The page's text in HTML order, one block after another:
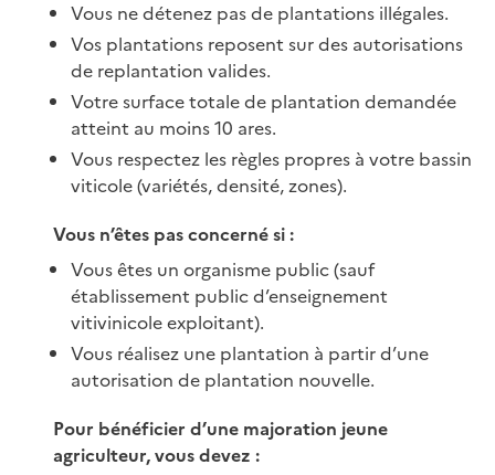
Vous ne détenez pas de plantations illégales.
Vos plantations reposent sur des autorisations
de replantation valides.
Votre surface totale de plantation demandée
atteint au moins 10 ares.
Vous respectez les règles propres à votre bassin
viticole (variétés, densité, zones).
Vous n’êtes pas concerné si :
Vous êtes un organisme public (sauf
établissement public d’enseignement
vitivinicole exploitant).
Vous réalisez une plantation à partir d’une
autorisation de plantation nouvelle.
Pour bénéficier d’une majoration jeune
agriculteur, vous devez :